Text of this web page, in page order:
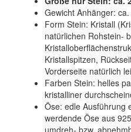
Gewicht Anhänger: ca.
Form Stein: Kristall
natürlichen Rohstein-
Kristallspitzen,
Vorderseite natürlich
Farben Stein: helles
kristalliner
Öse: edle Ausführung
werdende Öse aus
umdreh- bzw.